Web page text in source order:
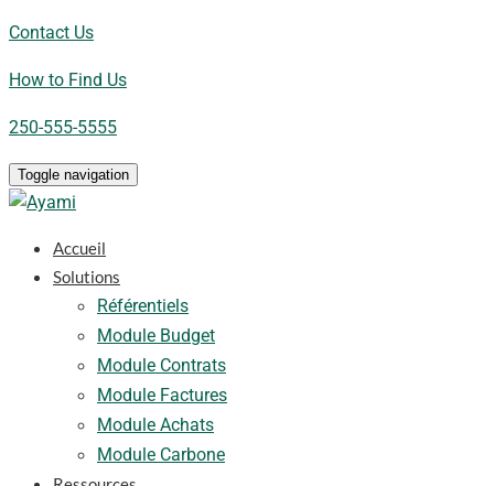
Contact Us
How to Find Us
250-555-5555
Toggle navigation
Accueil
Solutions
Référentiels
Module Budget
Module Contrats
Module Factures
Module Achats
Module Carbone